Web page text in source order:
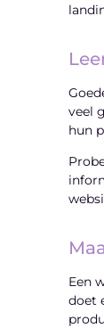
veel
hun
Een
doet